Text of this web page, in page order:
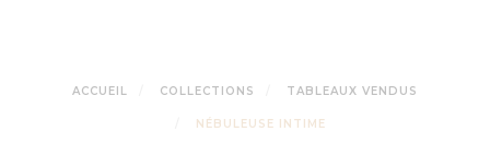
ACCUEIL COLLECTIONS TABLEAUX VENDUS
NÉBULEUSE INTIME